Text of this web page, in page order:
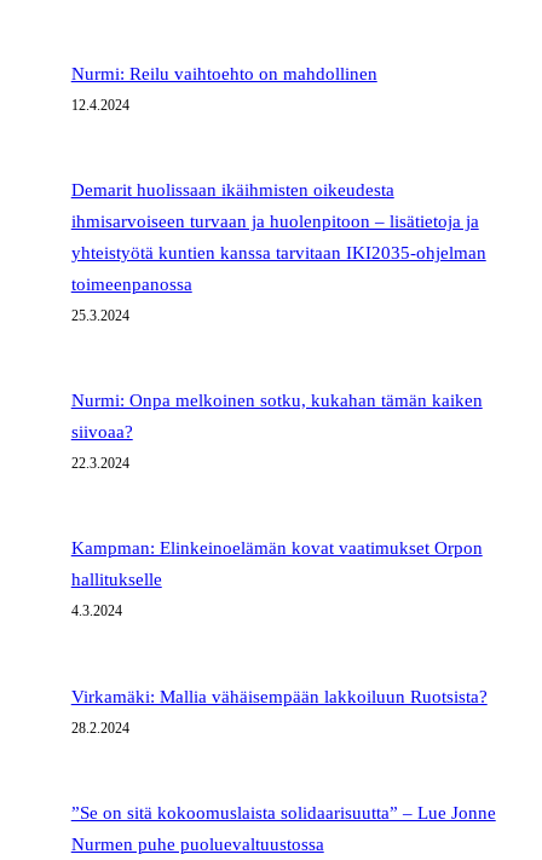
Nurmi: Reilu vaihtoehto on mahdollinen
12.4.2024
Demarit huolissaan ikäihmisten oikeudesta
ihmisarvoiseen turvaan ja huolenpitoon – lisätietoja ja
yhteistyötä kuntien kanssa tarvitaan IKI2035-ohjelman
toimeenpanossa
25.3.2024
Nurmi: Onpa melkoinen sotku, kukahan tämän kaiken
siivoaa?
22.3.2024
Kampman: Elinkeinoelämän kovat vaatimukset Orpon
hallitukselle
4.3.2024
Virkamäki: Mallia vähäisempään lakkoiluun Ruotsista?
28.2.2024
”Se on sitä kokoomuslaista solidaarisuutta” – Lue Jonne
Nurmen puhe puoluevaltuustossa